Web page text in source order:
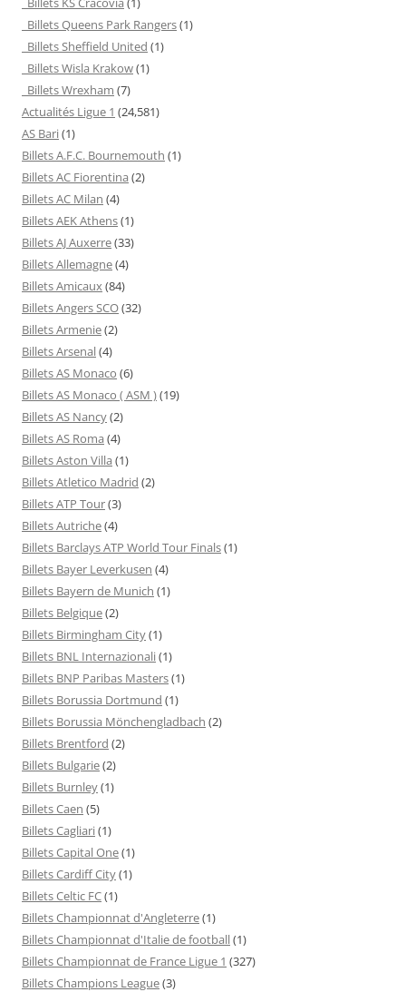
Billets Queens Park Rangers(1)
Billets Sheffield United (1)
Billets Wisla Krakow(1)
Billets Wrexham (7)
Actualités Ligue 1 (24,581)
AS Bari(1)
Billets A.F.C. Bournemouth (1)
Billets AC Fiorentina (2)
Billets AC Milan (4)
Billets AEK Athens(1)
Billets AJ Auxerre(33)
Billets Allemagne(4)
Billets Amicaux(84)
Billets Angers SCO(32)
Billets Armenie(2)
Billets Arsenal(4)
Billets AS Monaco (6)
Billets AS Monaco ( ASM )(19)
Billets AS Nancy(2)
Billets AS Roma (4)
Billets Aston Villa (1)
Billets Atletico Madrid (2)
Billets ATP Tour(3)
Billets Autriche(4)
Billets Barclays ATP World Tour Finals(1)
Billets Bayer Leverkusen (4)
Billets Bayern de Munich (1)
Billets Belgique(2)
Billets Birmingham City(1)
Billets BNL Internazionali(1)
Billets BNP Paribas Masters(1)
Billets Borussia Dortmund (1)
Billets Borussia Mönchengladbach (2)
Billets Brentford (2)
Billets Bulgarie(2)
Billets Burnley(1)
Billets Caen (5)
Billets Cagliari(1)
Billets Capital One(1)
Billets Cardiff City(1)
Billets Celtic FC(1)
Billets Championnat d'Angleterre(1)
Billets Championnat d'Italie de football(1)
Billets Championnat de France Ligue 1 (327)
Billets Champions League(3)